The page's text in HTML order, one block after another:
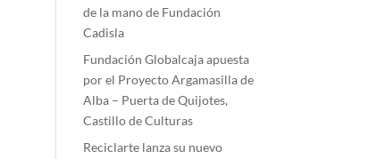
de la mano de Fundación
Cadisla
Fundación Globalcaja apuesta
por el Proyecto Argamasilla de
Alba – Puerta de Quijotes,
Castillo de Culturas
Reciclarte lanza su nuevo